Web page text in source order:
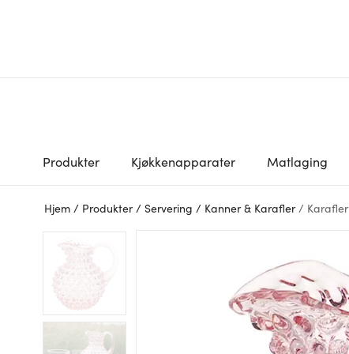
Produkter Kjøkkenapparater Matlaging
Hjem / Produkter / Servering / Kanner & Karafler / Karafler